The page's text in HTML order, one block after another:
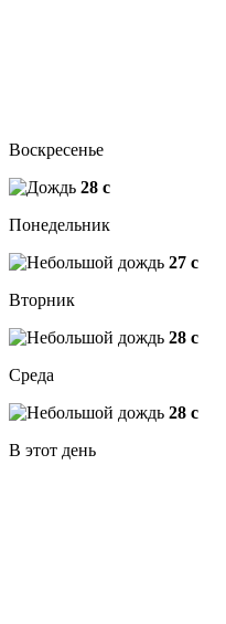
Воскресенье
28 c
Понедельник
27 c
Вторник
28 c
Среда
28 c
В этот день